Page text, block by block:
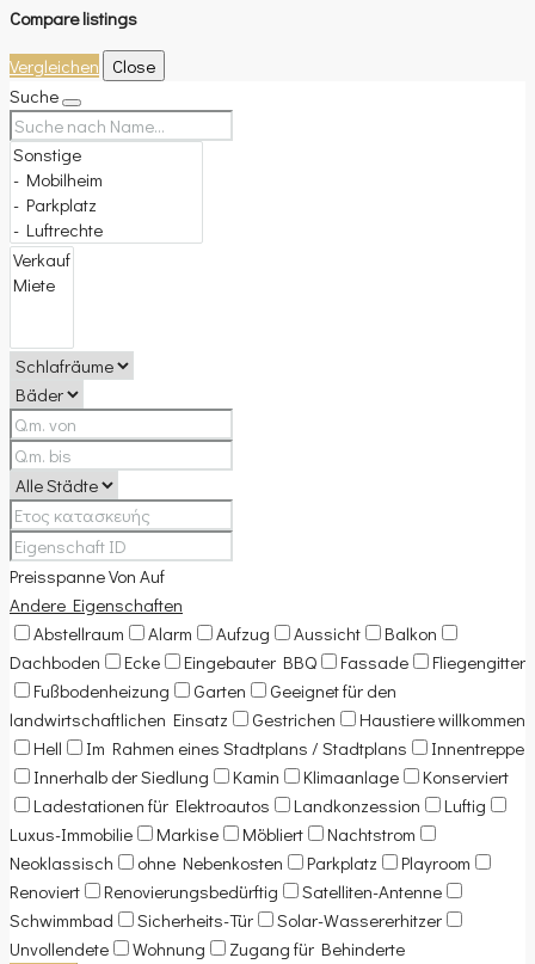
Compare listings
Vergleichen
Close
Suche
PreisspanneVon Auf
Andere Eigenschaften
Abstellraum
Alarm Aufzug Aussicht
Balkon
Dachboden
Ecke Eingebauter BBQ Fassade
Fliegengitter
Fußbodenheizung
Garten
Geeignet für den
landwirtschaftlichen Einsatz
Gestrichen
Haustiere willkommen
Hell
Im Rahmen eines Stadtplans / Stadtplans
Innentreppe
Innerhalb der Siedlung
Kamin Klimaanlage
Konserviert
Ladestationen für Elektroautos
Landkonzession
Luftig
Luxus-Immobilie
Markise Möbliert
Nachtstrom
Neoklassisch
ohne Nebenkosten Parkplatz
Playroom
Renoviert
Renovierungsbedürftig
Satelliten-Antenne
Schwimmbad
Sicherheits-Tür
Solar-Wassererhitzer
Unvollendete
Wohnung
Zugang für Behinderte